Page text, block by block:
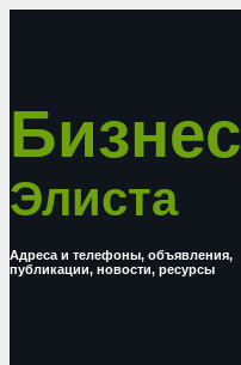
Бизнес
Элиста
Адреса и телефоны, объявления,
публикации, новости, ресурсы